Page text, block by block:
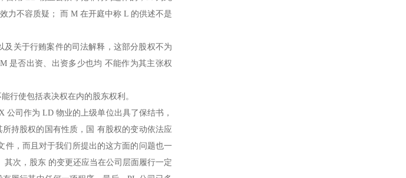
力不容质疑； 而 M 在开庭中称 L 的供述不是
关于行贿案件的司法解释，这部分股权不为
是否出资、出资多少也均 不能作为其主张权
行使包括表决权在内的股东权利。
司作为 LD 物业的上级单位出具了保结书，
持股权的国有性质，国 有股权的变动依法应
件，而且对于我们所提出的这方面的问题也一
次，股东 的变更还应当在公司层面履行一定